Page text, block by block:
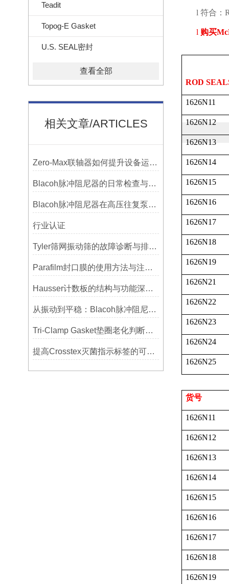
Teadit
Topog-E Gasket
U.S. SEAL密封
查看全部
相关文章/ARTICLES
Zero-Max联轴器如何提升设备运行精度？
Blacoh脉冲阻尼器的日常检查与预防性维护清单
Blacoh脉冲阻尼器在高压往复泵系统中的应用
行业认证
Tyler筛网振动筛的故障诊断与排除方法总结
Parafilm封口膜的使用方法与注意事项
Hausser计数板的结构与功能深度解析
从振动到平稳：Blacoh脉冲阻尼器在泵系统中的应用
Tri-Clamp Gasket垫圈老化判断，定期更换维护要点
提高Crosstex灭菌指示标签的可见性和识别度的方法
l 符合：
l 购买
ROD
1626N11
1626N12
1626N13
1626N14
1626N15
1626N16
1626N17
1626N18
1626N19
1626N21
1626N22
1626N23
1626N24
1626N25
货号
1626N11
1626N12
1626N13
1626N14
1626N15
1626N16
1626N17
1626N18
1626N19